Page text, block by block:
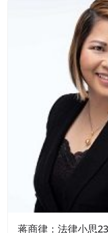
蒋商律：法律小思